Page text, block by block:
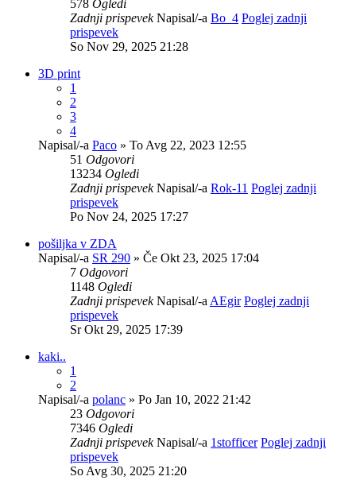
578 Ogledi
Zadnji prispevekNapisal/-a Bo_4 Poglej zadnji
prispevek
So Nov 29, 2025 21:28
3D print
1
2
3
4
Napisal/-a Paco » To Avg 22, 2023 12:55
51 Odgovori
13234 Ogledi
Zadnji prispevekNapisal/-a Rok-11 Poglej zadnji
prispevek
Po Nov 24, 2025 17:27
pošiljka v ZDA
Napisal/-a SR 290 » Če Okt 23, 2025 17:04
7 Odgovori
1148 Ogledi
Zadnji prispevekNapisal/-a AEgir Poglej zadnji
prispevek
Sr Okt 29, 2025 17:39
kaki..
1
2
Napisal/-a polanc » Po Jan 10, 2022 21:42
23 Odgovori
7346 Ogledi
Zadnji prispevekNapisal/-a 1stofficer Poglej zadnji
prispevek
So Avg 30, 2025 21:20